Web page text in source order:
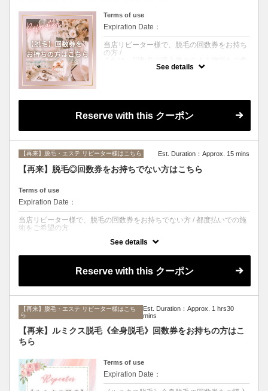
Terms of use
Expiration Date：
当店リピーター様で、脱毛の回数券をお持ち
の方 /
《ご予約方法》
２．担当スタッフを選択（※ご希望がなけれ
ば【ご指名のないお客様】をお選びくださ
い）
５．お客様情報を登録
６．ご予約完了
※ご利用のキャリアによって完了メールを受
け取れない不具合が発生する可能性がござい
※当日シェービングが必要な方はオプション
選択画面にて、必ずお選びください。
確保できず、ご希望に沿えない可能性がござ
います。）
なります。
一度、クーポン選択画面に戻っていただき、
《ルミクス脱毛》と記載のあるメニューをお
See details
Reserve with this クーポン
【再来】脱毛・エステ リピーター様はこちら Est. Duration：Approx. 15 mins
【再来】脱毛◎回数券をお持ちでない方はこちら
Terms of use
Expiration Date：
当店リピーター様で、脱毛の回数券をお持ちでない方 / 都度払いでの施
術をご希望の方
《ご予約方法》
１．こちらのクーポンを選択
２．担当スタッフを選択（※ご希望がなければ【ご指名のないお客様】
３．該当する部位を選択（※複数選択可能）
４．ご希望の日時を選択
５．お客様情報を登録
６．ご予約完了
※ご利用のキャリアによって完了メールを受け取れない不具合が発生す
る可能性がございます。
ご不安な方はお電話にてお問い合わせください。
※当日シェービングが必要な方はオプション選択画面にて、必ずお選び
ください。
（オプション追加されませんと、お時間枠が確保できず、ご希望に沿え
ない可能性がございます。）
See details
Reserve with this クーポン
【再来】脱毛・エステ リピーター様はこち
ら
Est. Duration：Approx. 1 hrs30
mins
【再来】ルミクス脱毛《全身脱毛》回数券をお持ちの方はこ
ちら
Terms of use
Expiration Date：